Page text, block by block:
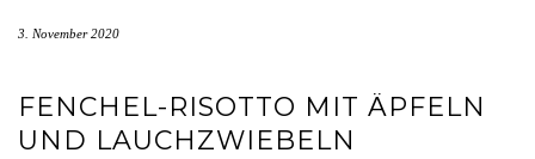
3. November 2020
FENCHEL-RISOTTO MIT ÄPFELN
UND LAUCHZWIEBELN